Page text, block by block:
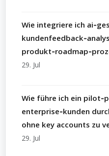
Wie integriere ich
29. Jul
Wie führe ich ein
enterprise‑kunden
ohne key accounts zu
29. Jul